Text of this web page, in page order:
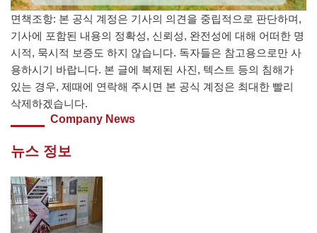
면책조항: 본 공식 계정은 기사의 의견을 중립적으로 판단하며,
기사에 포함된 내용의 정확성, 신뢰성, 완전성에 대해 어떠한 명
시적, 묵시적 보증도 하지 않습니다. 독자들은 참고용으로만 사
용하시기 바랍니다. 본 글에 복제된 사진, 텍스트 등의 침해가
있는 경우, 제때에 연락해 주시면 본 공식 계정은 최대한 빨리
삭제하겠습니다.
Company News
뉴스 정보